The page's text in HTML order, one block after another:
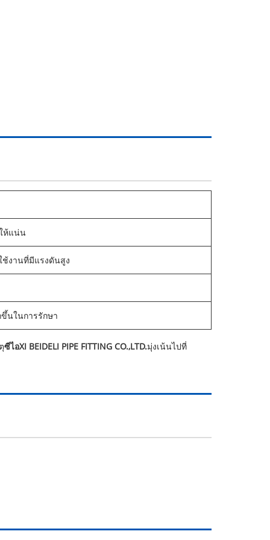
ห้แน่น
ช้งานที่มีแรงดันสูง
นในการรักษา
ซีไอXI BEIDELI PIPE FITTING CO.,LTD.มุ่งเน้นไปที่